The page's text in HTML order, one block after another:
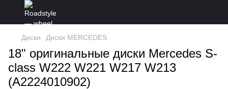
Диски Диски MERCEDES
18" оригинальные диски Mercedes S-
class W222 W221 W217 W213
(A2224010902)